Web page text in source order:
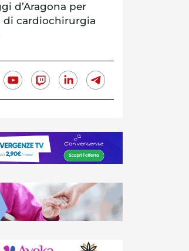
d’Aragona per
di cardiochirurgia